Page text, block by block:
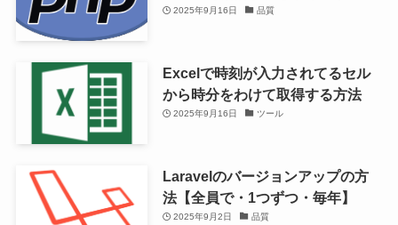
2025年9月16日 品質
Excelで時刻が入力されてるセル
から時分をわけて取得する方法
2025年9月16日 ツール
Laravelのバージョンアップの方
法【全員で・1つずつ・毎年】
2025年9月2日 品質